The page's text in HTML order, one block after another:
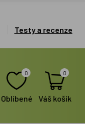
Testy a recenze
0
Oblíbené
0
Váš košík